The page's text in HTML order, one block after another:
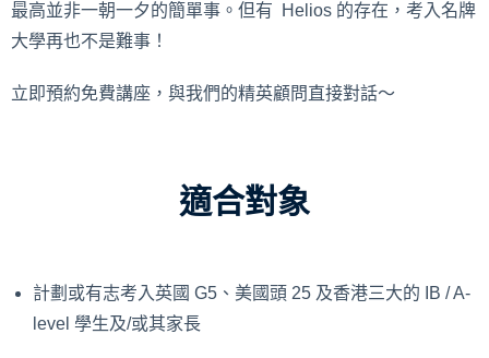
最高並非一朝一夕的簡單事。但有 Helios 的存在，考入名牌
大學再也不是難事！
立即預約免費講座，與我們的精英顧問直接對話～
適合對象
計劃或有志考入英國 G5、美國頭 25 及香港三大的 IB / A-
level 學生及/或其家長